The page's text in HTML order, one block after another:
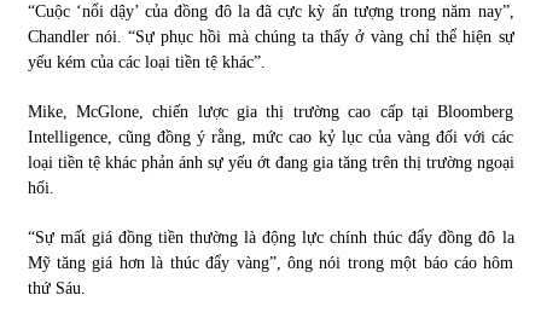
Phân tích giá tiền điện tử sau ngày thị trường lập kỷ lục
09/11/2021
“Cuộc ‘nổi dậy’ của đồng đô la đã cực kỳ ấn tượng trong năm nay”,
Chandler nói. “Sự phục hồi mà chúng ta thấy ở vàng chỉ thể hiện sự
yếu kém của các loại tiền tệ khác”.
Mike, McGlone, chiến lược gia thị trường cao cấp tại Bloomberg
Intelligence, cũng đồng ý rằng, mức cao kỷ lục của vàng đối với các
loại tiền tệ khác phản ánh sự yếu ớt đang gia tăng trên thị trường ngoại
hối.
“Sự mất giá đồng tiền thường là động lực chính thúc đẩy đồng đô la
Mỹ tăng giá hơn là thúc đẩy vàng”, ông nói trong một báo cáo hôm
thứ Sáu.